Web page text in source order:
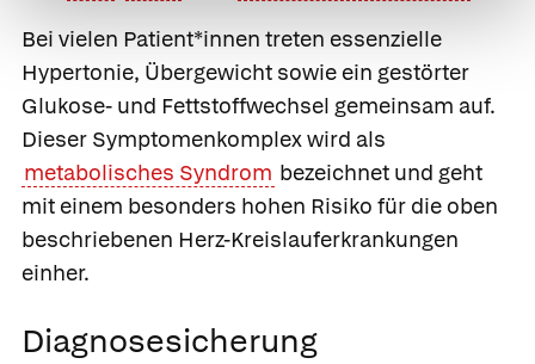
Bei vielen Patient*innen treten essenzielle
Hypertonie, Übergewicht sowie ein gestörter
Glukose- und Fettstoffwechsel gemeinsam auf.
Dieser Symptomenkomplex wird als
metabolisches Syndrom bezeichnet und geht
mit einem besonders hohen Risiko für die oben
beschriebenen Herz-Kreislauferkrankungen
einher.
Diagnosesicherung